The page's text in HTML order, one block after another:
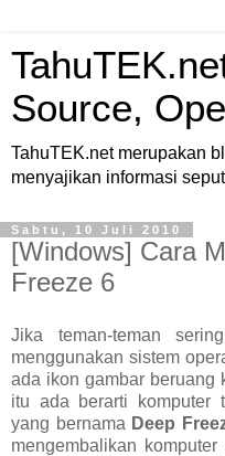
Source,
TahuTEK.net merupakan
menyajikan informasi
Sabtu, 10 Juli 2010
[Windows] Cara
Freeze 6
Jika teman-teman
menggunakan sistem
ada ikon gambar beruang
itu ada berarti komputer
yang bernama Deep
mengembalikan